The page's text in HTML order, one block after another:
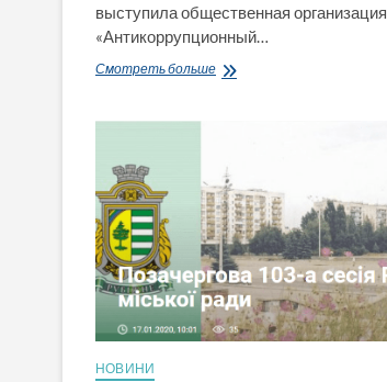
выступила общественная организация
«Антикоррупционный…
Смотреть большеОдин
кандидатов
в
мэры
Рубежное
«Харчук-
Хортив»
успешно
состоялись
в
дискуссии
НОВИНИ